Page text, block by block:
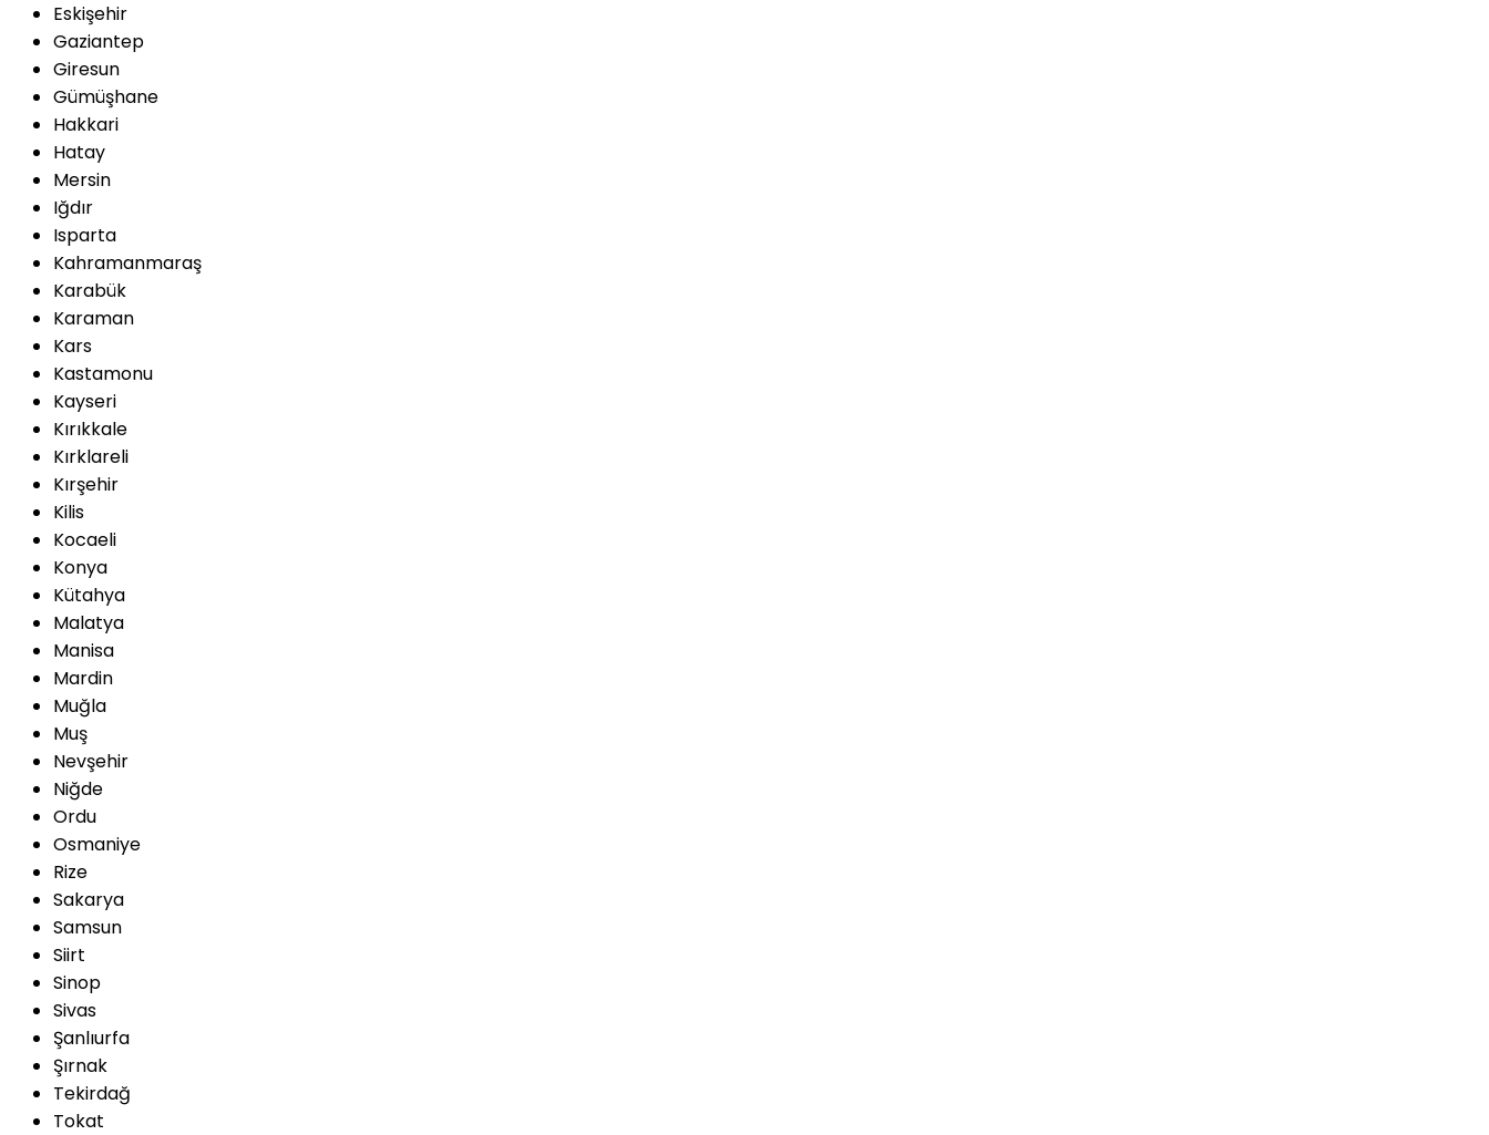
Eskişehir
Gaziantep
Giresun
Gümüşhane
Hakkari
Hatay
Mersin
Iğdır
Isparta
Kahramanmaraş
Karabük
Karaman
Kars
Kastamonu
Kayseri
Kırıkkale
Kırklareli
Kırşehir
Kilis
Kocaeli
Konya
Kütahya
Malatya
Manisa
Mardin
Muğla
Muş
Nevşehir
Niğde
Ordu
Osmaniye
Rize
Sakarya
Samsun
Siirt
Sinop
Sivas
Şanlıurfa
Şırnak
Tekirdağ
Tokat